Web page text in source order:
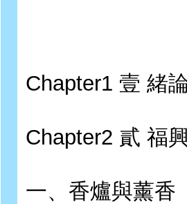
Chapter1 壹 緒
Chapter2 貳 福
一、香爐與薰香